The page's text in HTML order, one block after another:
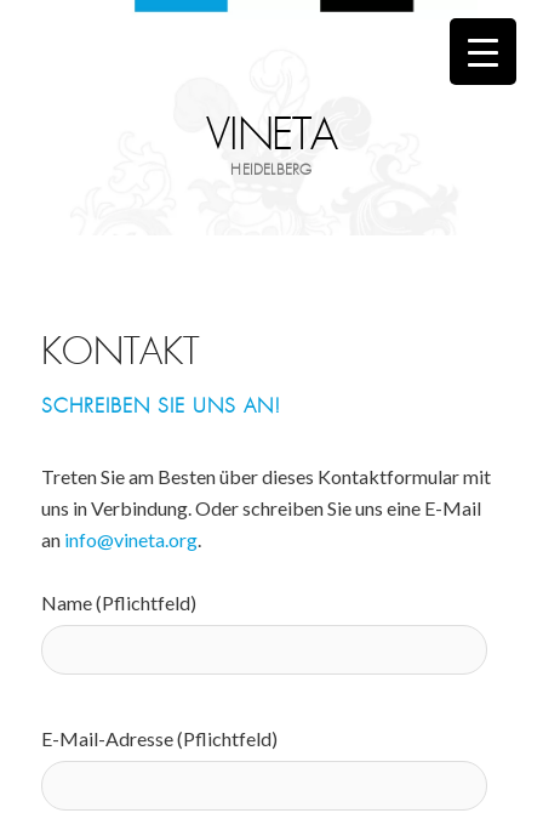
VINETA
HEIDELBERG
KONTAKT
SCHREIBEN SIE UNS AN!
Treten Sie am Besten über dieses Kontaktformular mit
uns in Verbindung. Oder schreiben Sie uns eine E-Mail
an info@vineta.org
Name (Pflichtfeld)
E-Mail-Adresse (Pflichtfeld)